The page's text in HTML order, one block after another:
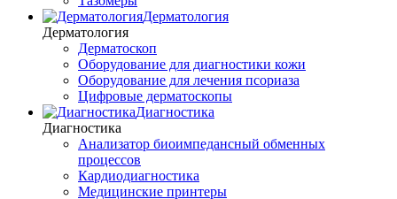
Дерматология
Дерматология
Дерматоскоп
Оборудование для диагностики кожи
Оборудование для лечения псориаза
Цифровые дерматоскопы
Диагностика
Диагностика
Анализатор биоимпедансный обменных
процессов
Кардиодиагностика
Медицинские принтеры